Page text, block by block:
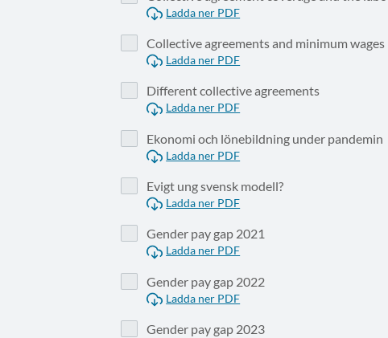
Ladda ner PDF
Collective agreements and minimum wages
Ladda ner PDF
Different collective agreements
Ladda ner PDF
Ekonomi och lönebildning under pandemin
Ladda ner PDF
Evigt ung svensk modell?
Ladda ner PDF
Gender pay gap 2021
Ladda ner PDF
Gender pay gap 2022
Ladda ner PDF
Gender pay gap 2023